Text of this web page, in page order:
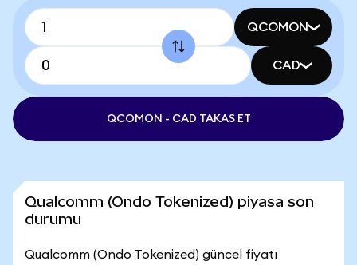
QCOMON
CAD
QCOMON - CAD TAKAS ET
Qualcomm (Ondo Tokenized) piyasa son
durumu
Qualcomm (Ondo Tokenized) güncel fiyatı